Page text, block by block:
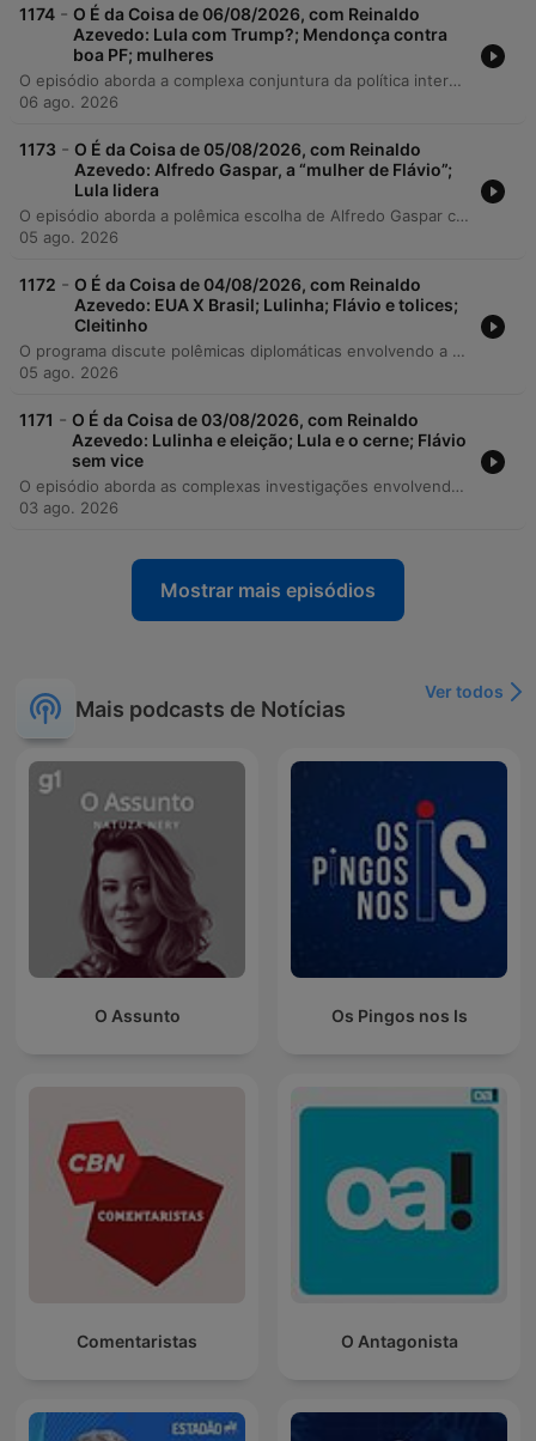
1174 - O É da Coisa de 06/08/2026, com Reinaldo
Azevedo: Lula com Trump?; Mendonça contra
boa PF; mulheres
O episódio aborda a complexa conjuntura da política internacional e nacional, iniciando com a estratégia diplomática do presidente Lula para mediar crises globais e as reflexões sobre a verdade inspiradas na obra de Gil Vicente. O debate percorre as tensões geopolíticas entre Brasil, EUA e Argentina, além de analisar as movimentações políticas internas, como a formação da chapa de Flávio Bolsonaro e as propostas de Romeu Zema. A discussão também contempla pautas jurídicas e econômicas, incluindo decisões do STJ, investigações da Polícia Federal envolvendo figuras públicas e o debate sobre segurança jurídica no país. Por fim, o programa analisa as diretrizes da equipe econômica do governo Lula em relação ao salário mínimo e à gestão da dívida pública.
06 ago. 2026
1173 - O É da Coisa de 05/08/2026, com Reinaldo
Azevedo: Alfredo Gaspar, a “mulher de Flávio”;
Lula lidera
O episódio aborda a polêmica escolha de Alfredo Gaspar como vice na chapa de Flávio Bolsonaro, detalhando as reações negativas de aliados como Silas Malafaia e as investigações envolvendo o deputado. O debate também passa pelas movimentações na campanha de Lula, incluindo a saída de um assessor após polêmicas financeiras e as pesquisas que mostram vantagem do atual presidente. A análise estende-se às tensões diplomáticas entre Brasil, Estados Unidos e Argentina, com foco na suspensão de vistos e crises de relacionamento. Por fim, o programa discute a reaproximação política entre Lula e Davi Alcolumbre, além de desdobramentos sobre investigações do Banco Master e debates sobre gastos governamentais.
05 ago. 2026
1172 - O É da Coisa de 04/08/2026, com Reinaldo
Azevedo: EUA X Brasil; Lulinha; Flávio e tolices;
Cleitinho
O programa discute polêmicas diplomáticas envolvendo a revogação do visto da embaixadora brasileira nos EUA e investigações sobre o filho do presidente Lula, Lulinha, abordando questões de sigilo processual e vazamentos. O debate também passa por operações da Polícia Federal, como a descoberta de uma máquina de contar dinheiro no escritório de um advogado. A pauta inclui as declarações de Flávio Bolsonaro sobre a Polícia Federal, movimentações políticas no Senado e em Minas Gerais, além de temas de segurança e infraestrutura, como a greve na CPTM e operações contra grupos extremistas. Por fim, analisa-se o afastamento da juíza Gabriela Hardt pelo CNJ e as críticas ao uso de ironia por autoridades em debates institucionais.
05 ago. 2026
1171 - O É da Coisa de 03/08/2026, com Reinaldo
Azevedo: Lulinha e eleição; Lula e o cerne; Flávio
sem vice
O episódio aborda as complexas investigações envolvendo Fábio Luiz Lula da Silva (Lulinha), discutindo a legalidade de inquéritos e os impactos dos vazamentos de informações sigilosas no cenário político. O debate explora as repercussões do discurso de Lula na Convenção Nacional do PT, analisando o uso de emendas parlamentares e as mudanças sociológicas no comportamento eleitoral brasileiro. A discussão avança para o futuro das lideranças políticas, examinando as movimentações de figuras como Haddad, Tarcísio de Freitas e Flávio Bolsonaro, além de analisar a postura do bolsonarismo e propostas sobre segurança eleitoral. Por fim, o programa reflete sobre a democracia como valor inegociável, os desafios da defesa nacional e os dados recentes sobre o crescimento da indústria brasileira.
03 ago. 2026
Mostrar mais episódios
Mais podcasts de Notícias
Ver todos
O Assunto Os Pingos nos Is
Comentaristas O Antagonista